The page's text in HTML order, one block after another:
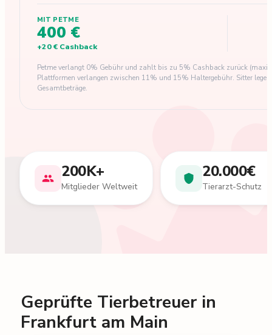
MIT PETME
400 €
+20 € Cashback
Petme verlangt 0% Gebühr und zahlt bis zu 5% Cashback zurück
Plattformen verlangen zwischen 11% und 15% Haltergebühr. Sitter legen
Gesamtbeträge.
200K+
Mitglieder Weltweit
20.000€
Tierarzt-Schutz
Geprüfte Tierbetreuer in
Frankfurt am Main